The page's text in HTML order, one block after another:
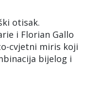
otisak.
i Florian Gallo
cvjetni miris koji
bijelog i